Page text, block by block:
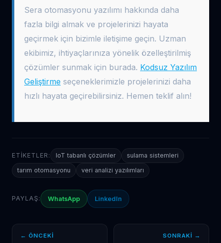
Sera otomasyonu yazılımı hakkında daha
fazla bilgi almak ve projelerinizi hayata
geçirmek için bizimle iletişime geçin. Uzman
ekibimiz, ihtiyaçlarınıza yönelik özelleştirilmiş
çözümler sunmak için burada. Kodsuz Yazılım
Geliştirme seçeneklerimizle projelerinizi daha
hızlı hayata geçirebilirsiniz. Hemen teklif alın!
ETIKETLER: IoT tabanlı çözümler
sulama sistemleri
tarım otomasyonu
veri analizi yazılımları
PAYLAŞ: WhatsApp LinkedIn
← ÖNCEKI SONRAKI →